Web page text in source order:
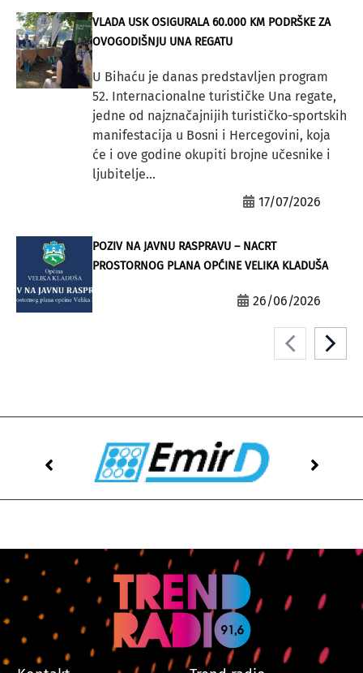
VLADA USK OSIGURALA 60.000 KM PODRŠKE ZA
OVOGODIŠNJU UNA REGATU
U Bihaću je danas predstavljen program
52. Internacionalne turističke Una regate,
jedne od najznačajnijih turističko-sportskih
manifestacija u Bosni i Hercegovini, koja
će i ove godine okupiti brojne učesnike i
ljubitelje...
17/07/2026
POZIV NA JAVNU RASPRAVU – NACRT
PROSTORNOG PLANA OPĆINE VELIKA KLADUŠA
26/06/2026